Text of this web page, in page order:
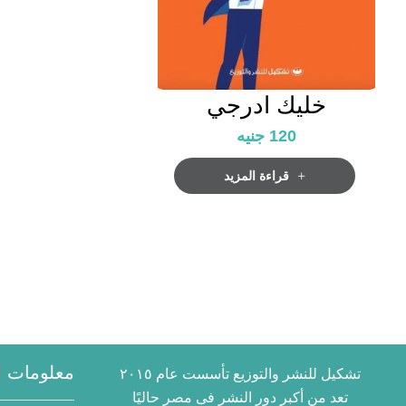
خليك ادرجي
120 جنيه
قراءة المزيد
تشكيل للنشر والتوزيع تأسست عام ٢٠١٥
تعد من أكبر دور النشر فى مصر حاليًا
معلومات